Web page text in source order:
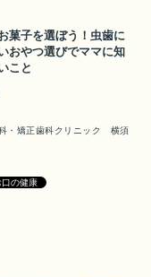
菓子を選ぼう！虫歯に
おやつ選びでママに知
こと
・矯正歯科クリニック 横須
の健康